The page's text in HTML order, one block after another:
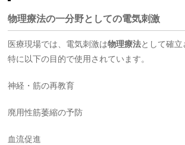
物理療法の一分野としての電気刺激
医療現場では、電気刺激は物理療法として確立
特に以下の目的で使用されています。
神経・筋の再教育
廃用性筋萎縮の予防
血流促進